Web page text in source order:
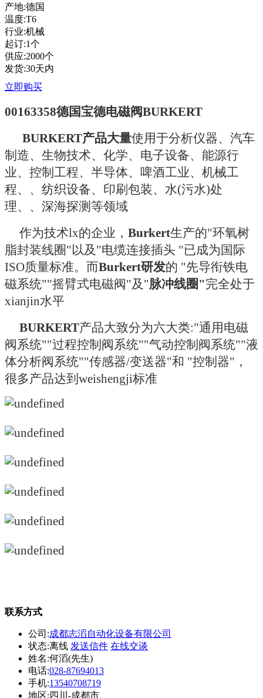
产地:德国
温度:T6
行业:机械
起订:1个
供应:2000个
发货:30天内
立即购买
00163358德国宝德电磁阀BURKERT
BURKERT产品大量使用于分析仪器、汽车
制造、生物技术、化学、电子设备、能源行
业、控制工程、半导体、 啤酒工业、机械工
程、、纺织设备、印刷包装、水(污水)处
理、、深海探测等领域
作为技术lx的企业， Burkert生产的"环氧树
脂封装线圈"以及"电缆连接插头 "已成为国际
ISO质量标准。而Burkert研发的 "先导衔铁电
磁系统""摇臂式电磁阀"及"脉冲线圈"完全处于
xianjin水平
BURKERT产品大致分为六大类:"通用电磁
阀系统""过程控制阀系统""气动控制阀系统""液
体分析阀系统""传感器/变送器"和 "控制器"，
很多产品达到weishengji标准
联系方式
公司:成都志滔自动化设备有限公司
状态:离线 发送信件 在线交谈
姓名:何滔(先生)
电话:028-87694013
手机:13540708719
地区:四川-成都市